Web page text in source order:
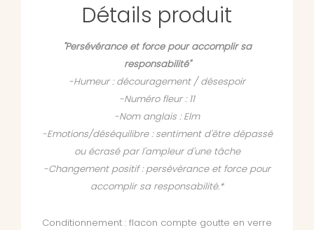
Détails produit
"Persévérance et force pour accomplir sa
responsabilité"
-Humeur : découragement / désespoir
-Numéro fleur : 11
-Nom anglais : Elm
-Emotions/déséquilibre : sentiment d'être dépassé
ou écrasé par l'ampleur d'une tâche
-Changement positif : persévérance et force pour
accomplir sa responsabilité.*
Conditionnement : flacon compte goutte en verre